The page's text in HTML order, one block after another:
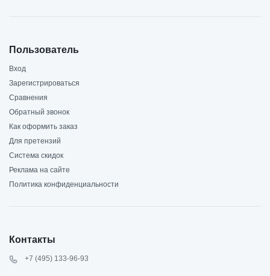
Пользователь
Вход
Зарегистрироваться
Сравнения
Обратный звонок
Как оформить заказ
Для претензий
Система скидок
Реклама на сайте
Политика конфиденциальности
Контакты
+7 (495) 133-96-93